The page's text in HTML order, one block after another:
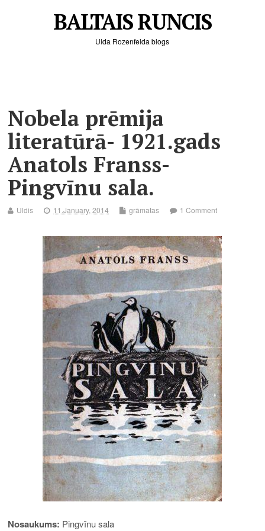
BALTAIS RUNCIS
Ulda Rozenfelda blogs
Nobela prēmija
literatūrā- 1921.gads
Anatols Franss-
Pingvīnu sala.
Uldis 11.January, 2014 grāmatas 1 Comment
Nosaukums: Pingvīnu sala